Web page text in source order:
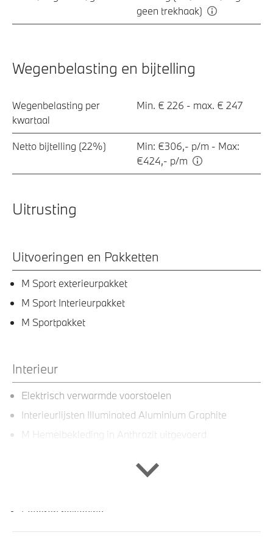
geen trekhaak)
Wegenbelasting en bijtelling
Wegenbelasting per
kwartaal
Min. € 226 - max. € 247
Netto bijtelling (22%)
Min: €306,- p/m - Max:
€424,- p/m
Uitrusting
Uitvoeringen en Pakketten
M Sport exterieurpakket
M Sport Interieurpakket
M Sportpakket
Interieur
Elektrisch verwarmde voorstoelen
Interieurlijsten Illuminated Aluminium Graphite
M Hemelbekleding in Anthrazit uitgevoerd
Lederen bekleding